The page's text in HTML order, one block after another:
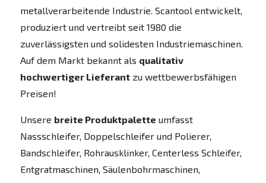
metallverarbeitende Industrie. Scantool entwickelt,
produziert und vertreibt seit 1980 die
zuverlässigsten und solidesten Industriemaschinen.
Auf dem Markt bekannt als qualitativ
hochwertiger Lieferantzu wettbewerbsfähigen
Preisen!
Unsere breite Produktpalette umfasst
Nassschleifer, Doppelschleifer und Polierer,
Bandschleifer, Rohrausklinker, Centerless Schleifer,
Entgratmaschinen, Säulenbohrmaschinen,